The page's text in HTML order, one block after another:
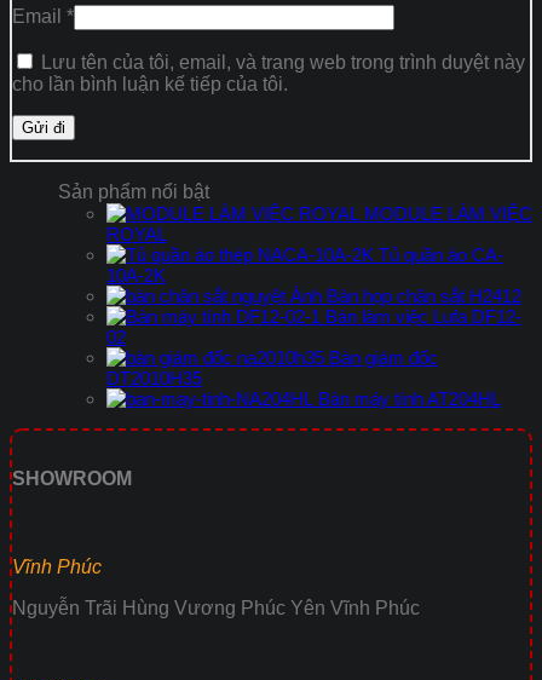
Email *
Lưu tên của tôi, email, và trang web trong trình duyệt này
cho lần bình luận kế tiếp của tôi.
Sản phẩm nổi bật
MODULE LÀM VIỆC
ROYAL
Tủ quần áo CA-
10A-2K
Bàn họp chân sắt H2412
Bàn làm việc Lufa DF12-
02
Bàn giám đốc
DT2010H35
Bàn máy tính AT204HL
SHOWROOM
Vĩnh Phúc
Nguyễn Trãi Hùng Vương Phúc Yên Vĩnh Phúc